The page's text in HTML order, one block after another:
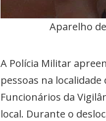
Aparelho
A Polícia Militar
pessoas na
Funcionários da
local. Durante o